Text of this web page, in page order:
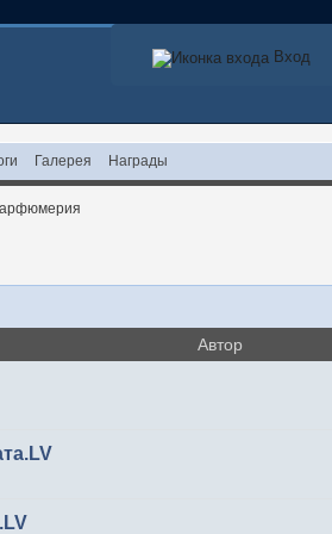
Вход
Галерея Награды
Автор